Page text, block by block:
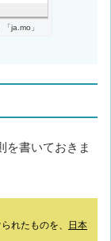
ja.mo」
を書いておきま
れたものを、
日本